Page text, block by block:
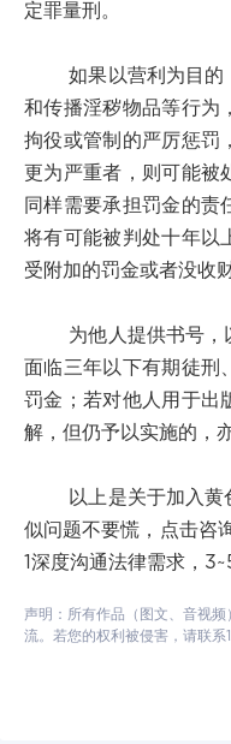
定罪量刑。
如果以营利为目的，
和传播淫秽物品等行为
拘役或管制的严厉惩罚
更为严重者，则可能被
同样需要承担罚金的责
将有可能被判处十年以
受附加的罚金或者没收
为他人提供书号，以
面临三年以下有期徒刑
罚金；若对他人用于出
解，但仍予以实施的，
以上是关于加入黄色
似问题不要慌，点击咨
1深度沟通法律需求，
声明：所有作品（图文、音视
流。若您的权利被侵害，请联